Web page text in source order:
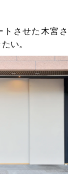
させた木宮さ
い。